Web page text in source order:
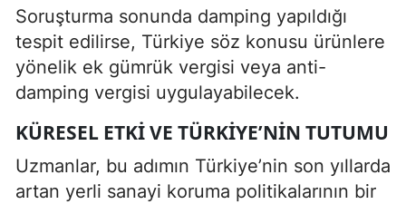
Soruşturma sonunda damping yapıldığı
tespit edilirse, Türkiye söz konusu ürünlere
yönelik ek gümrük vergisi veya anti-
damping vergisi uygulayabilecek.
KÜRESEL ETKI VE TÜRKIYE’NIN TUTUMU
Uzmanlar, bu adımın Türkiye’nin son yıllarda
artan yerli sanayi koruma politikalarının bir